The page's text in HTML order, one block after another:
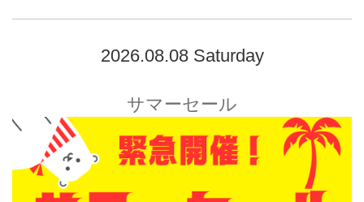
2026.08.08 Saturday
サマーセール